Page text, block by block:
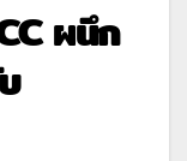
ผนึก